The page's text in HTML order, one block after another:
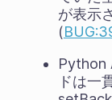
が表示
(
Python
ドは一